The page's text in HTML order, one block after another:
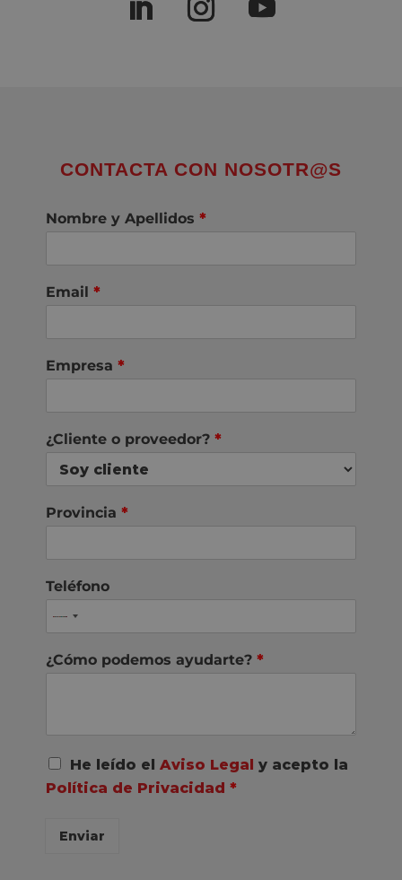
CONTACTA CON NOSOTR@S
Nombre y Apellidos *
Email *
Empresa *
¿Cliente o proveedor? *
Provincia *
Teléfono
¿Cómo podemos ayudarte? *
A
c
u
He leído el Aviso Legal y acepto la
Política de Privacidad *
Enviar